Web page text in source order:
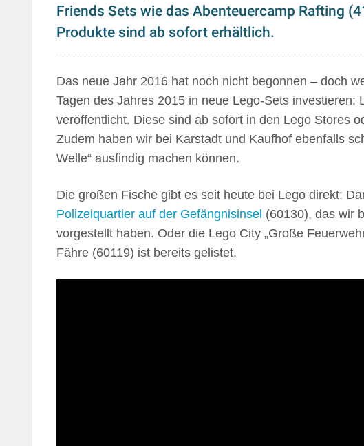
Friends Sets wie das Abenteuercamp Rafting
Produkte sind ab sofort erhältlich.
Das neue Jahr 2016 hat noch nicht begonnen – doch
Tagen des Jahres 2015 in neue Lego-Sets investieren:
veröffentlicht. Diese sind ab sofort in den Lego Stores
Zudem haben wir bei Karstadt und Kaufhof ebenfalls
Welle“ ausfindig machen können.
Die großen Fische gibt es seit heute bei Lego direkt:
Polizeiquartier auf der Gefängnisinsel (60130), das wir
vorgestellt haben. Oder die Lego City „Große
Fähre (60119) ist bereits gelistet.